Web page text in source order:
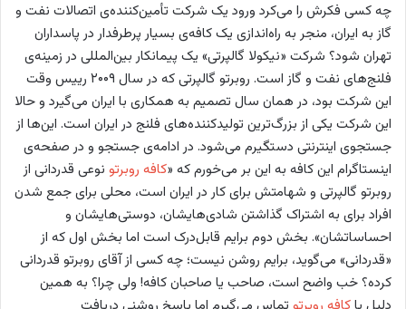
چه کسی فکرش را می‌کرد ورود یک شرکت تأمین‌کننده‌ی اتصالات نفت و
گاز به ایران، منجر به راه‌اندازی یک کافه‌ی بسیار پرطرفدار در پاسداران
تهران شود؟ شرکت «نیکولا گالپرتی» یک پیمانکار بین‌المللی در زمینه‌ی
فلنج‌های نفت و گاز است. روبرتو گالپرتی که در سال ۲۰۰۹ رییس وقت
این شرکت بود، در همان سال تصمیم به همکاری با ایران می‌گیرد و حالا
این شرکت یکی از بزرگ‌ترین تولیدکننده‌های فلنج در ایران است. این‌ها از
جستجوی اینترنتی دستگیرم می‌شود. در ادامه‌ی جستجو و در صفحه‌ی
اینستاگرام این کافه به این بر می‌خورم که «کافه روبرتو نوعی قدردانی از
روبرتو گالپرتی و شهامتش برای کار در ایران است، محلی برای جمع شدن
افراد برای به اشتراک گذاشتن شادی‌هایشان، دوستی‌هایشان و
احساساتشان». بخش دوم برایم قابل‌درک است اما بخش اول که از
«قدردانی» می‌گوید، برایم روشن نیست؛ چه کسی از آقای روبرتو قدردانی
کرده؟ خب واضح است، صاحب یا صاحبان کافه! ولی چرا؟ به همین